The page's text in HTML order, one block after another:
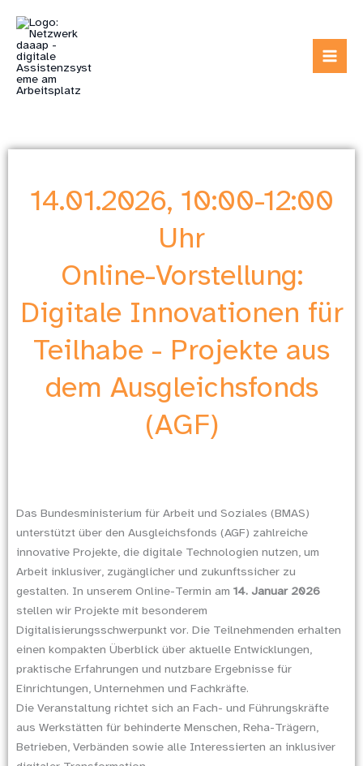
Inhalt
springen
14.01.2026, 10:00-12:00
Uhr
Online-Vorstellung:
Digitale Innovationen für
Teilhabe - Projekte aus
dem Ausgleichsfonds
(AGF)
Das Bundesministerium für Arbeit und Soziales (BMAS)
unterstützt über den Ausgleichsfonds (AGF) zahlreiche
innovative Projekte, die digitale Technologien nutzen, um
Arbeit inklusiver, zugänglicher und zukunftssicher zu
gestalten. In unserem Online-Termin am 14. Januar 2026
stellen wir Projekte mit besonderem
Digitalisierungsschwerpunkt vor. Die Teilnehmenden erhalten
einen kompakten Überblick über aktuelle Entwicklungen,
praktische Erfahrungen und nutzbare Ergebnisse für
Einrichtungen, Unternehmen und Fachkräfte.
Die Veranstaltung richtet sich an Fach- und Führungskräfte
aus Werkstätten für behinderte Menschen, Reha-Trägern,
Betrieben, Verbänden sowie alle Interessierten an inklusiver